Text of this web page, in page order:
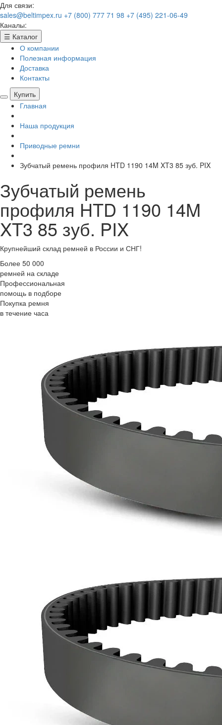
Для связи:
sales@beltimpex.ru +7 (800) 777 71 98 +7 (495) 221-06-49
Каналы:
☰ Каталог
О компании
Полезная информация
Доставка
Контакты
Купить
Главная
Наша продукция
Приводные ремни
Зубчатый ремень профиля HTD 1190 14M XT3 85 зуб. PIX
Зубчатый ремень
профиля HTD 1190 14M
XT3 85 зуб. PIX
Крупнейший склад ремней в России и СНГ!
Более 50 000
ремней на складе
Профессиональная
помощь в подборе
Покупка ремня
в течение часа